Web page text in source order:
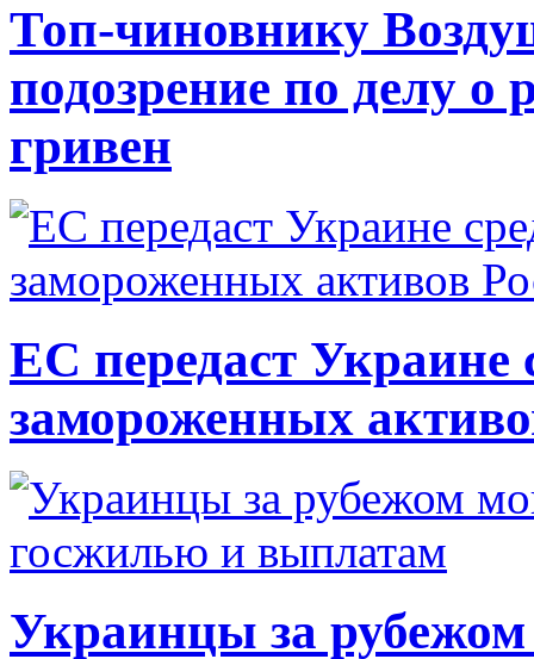
Топ-чиновнику
подозрение по делу о
гривен
ЕС передаст Украине
замороженных
Украинцы за рубежом